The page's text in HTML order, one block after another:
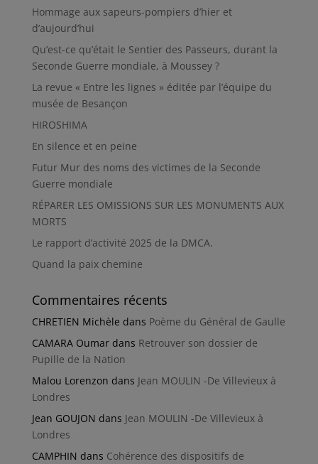
Hommage aux sapeurs-pompiers d’hier et
d’aujourd’hui
Qu’est-ce qu’était le Sentier des Passeurs, durant la
Seconde Guerre mondiale, à Moussey ?
La revue « Entre les lignes » éditée par l’équipe du
musée de Besançon
HIROSHIMA
En silence et en peine
Futur Mur des noms des victimes de la Seconde
Guerre mondiale
RÉPARER LES OMISSIONS SUR LES MONUMENTS AUX
MORTS
Le rapport d’activité 2025 de la DMCA.
Quand la paix chemine
Commentaires récents
CHRETIEN Michèle dans Poème du Général de Gaulle
CAMARA Oumardans Retrouver son dossier de
Pupille de la Nation
Malou Lorenzon dans Jean MOULIN -De Villevieux à
Londres
Jean GOUJON dans Jean MOULIN -De Villevieux à
Londres
CAMPHIN dans Cohérence des dispositifs de